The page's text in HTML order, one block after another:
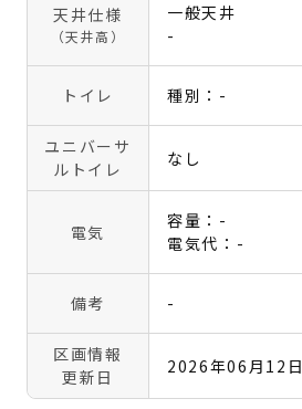
天井仕様
（天井高）
一般天井
-
トイレ 種別：-
ユニバーサ
ルトイレ
なし
電気
容量：-
電気代：-
備考 -
区画情報
更新日
2026年06月12日